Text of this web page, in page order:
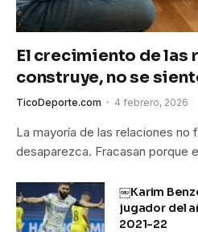
El crecimiento de las
construye, no se
TicoDeporte.com 4 febrero, 2026
La mayoría de las relaciones no
desaparezca. Fracasan porque
￼Karim
jugador del
2021-22